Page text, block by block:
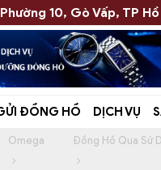
10, Gò Vấp, TP
ĐỒNG HỒ DỊCH VỤ
Omega Đồng Hồ Qua Sử